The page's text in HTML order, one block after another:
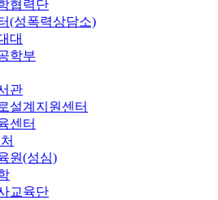
협력단
(성폭력상담소)
대
학부
관
설계지원센터
센터
원(성심)
교육단